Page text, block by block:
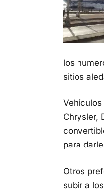
los
sitios
Chrysler,
para
Otros
subir a